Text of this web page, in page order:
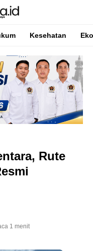
Kesehatan
Rute
1 menit